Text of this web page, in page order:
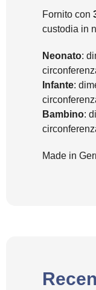
Fornito con
custodia in
Neonato:
Infante:
Bambino:
Made in